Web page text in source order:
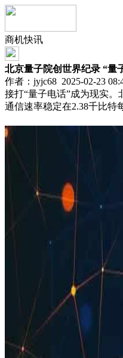
商机快讯
北京量子院创世界纪录 “量
作者：jyjc68 2025-02-23
接打“量子电话”成为现实
通信速率稳定在2.38千比特